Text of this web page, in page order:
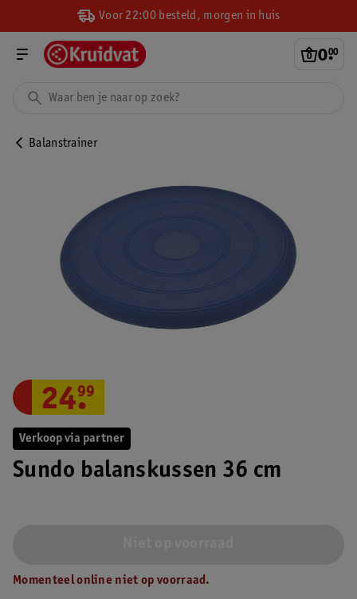
Voor 22:00 besteld, morgen in huis
0.
00
Balanstrainer
Verkoop via partner
Sundo balanskussen 36 cm
24.
99
Momenteel online niet op voorraad.